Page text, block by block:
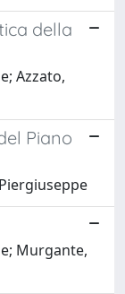
della
Azzato,
Piano
Murgante,